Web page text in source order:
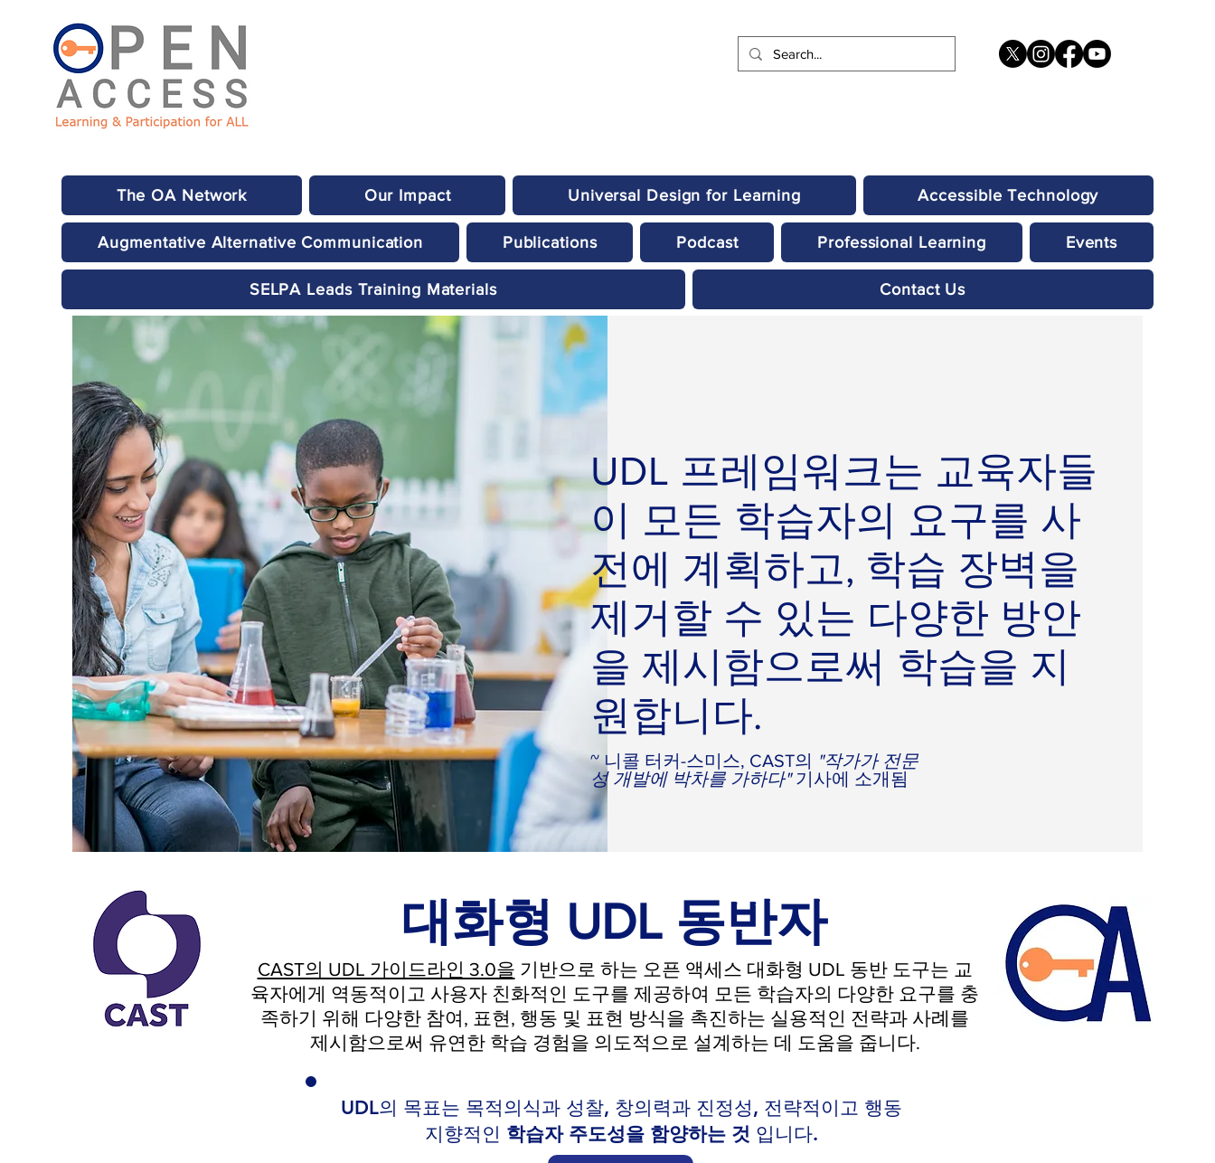
The OA Network Our Impact Universal Design for Learning Accessible Technology
Augmentative Alternative Communication Publications Podcast Professional Learning Events
SELPA Leads Training Materials Contact Us
UDL 프레임워크는 교육자들
이 모든 학습자의 요구를 사
전에 계획하고, 학습 장벽을
제거할 수 있는 다양한 방안
을 제시함으로써 학습을 지
원합니다.
~ 니콜 터커-스미스, CAST의 "작가가 전문
성 개발에 박차를 가하다"기사에 소개됨
대화형 UDL 동반자
CAST의 UDL 가이드라인 3.0을 기반으로 하는 오픈 액세스 대화형 UDL 동반 도구는 교
육자에게 역동적이고 사용자 친화적인 도구를 제공하여 모든 학습자의 다양한 요구를 충
족하기 위해 다양한 참여, 표현, 행동 및 표현 방식을 촉진하는 실용적인 전략과 사례를
제시함으로써 유연한 학습 경험을 의도적으로 설계하는 데 도움을 줍니다.
UDL의 목표는 목적의식과 성찰, 창의력과 진정성, 전략적이고 행동
지향적인 학습자 주도성을 함양하는 것 입니다.